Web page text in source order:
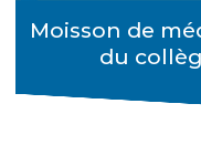
Moisson de
du